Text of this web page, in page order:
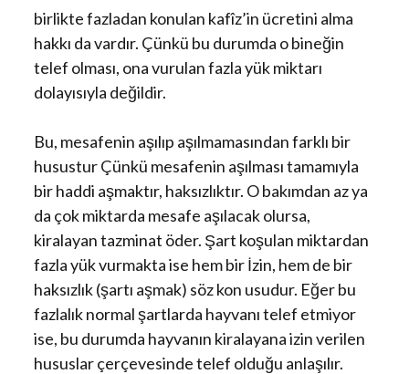
birlikte fazladan konulan kafîz’in ücretini alma
hakkı da vardır. Çünkü bu durumda o bineğin
telef olması, ona vurulan fazla yük miktarı
dolayısıyla değildir.
Bu, mesafenin aşılıp aşılmamasından farklı bir
husustur Çünkü mesafenin aşılması tamamıyla
bir haddi aşmaktır, haksızlıktır. O bakımdan az ya
da çok miktarda mesafe aşılacak olursa,
kiralayan tazminat öder. Şart koşulan miktardan
fazla yük vurmakta ise hem bir İzin, hem de bir
haksızlık (şartı aşmak) söz kon usudur. Eğer bu
fazlalık normal şartlarda hayvanı telef etmiyor
ise, bu durumda hayvanın kiralayana izin verilen
hususlar çerçevesinde telef olduğu anlaşılır.